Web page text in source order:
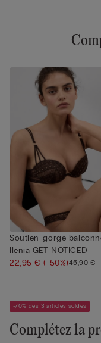
Soutien-gorge
Ilenia GET NOTICED
22,95 €(-50%)45,90 €
-70% dès 3 articles soldés
Complétez la